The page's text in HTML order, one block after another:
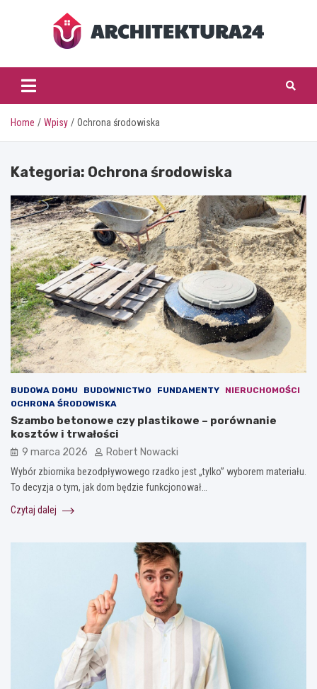
architektura24.pl
Home Wpisy Ochrona środowiska
Kategoria: Ochrona środowiska
BUDOWA DOMU BUDOWNICTWO FUNDAMENTY
NIERUCHOMOŚCI
OCHRONA ŚRODOWISKA
Szambo betonowe czy plastikowe – porównanie
kosztów i trwałości
9 marca 2026 Robert Nowacki
Wybór zbiornika bezodpływowego rzadko jest „tylko” wyborem materiału.
To decyzja o tym, jak dom będzie funkcjonował…
Czytaj dalej